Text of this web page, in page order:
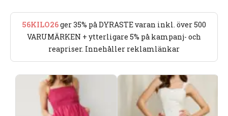
56KILO26ger 35% på DYRASTE varan inkl. över 500
VARUMÄRKEN + ytterligare 5% på kampanj- och
reapriser. Innehåller reklamlänkar